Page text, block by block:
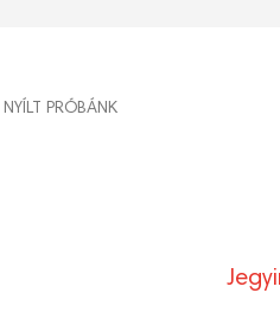
PRÓBÁNK